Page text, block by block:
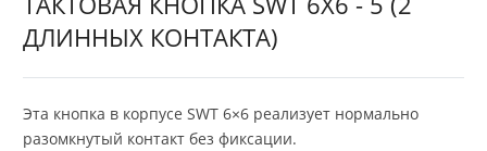
ДЛИННЫХ КОНТАКТА)
Эта кнопка в корпусе SWT 6×6 реализует нормально
разомкнутый контакт без фиксации.